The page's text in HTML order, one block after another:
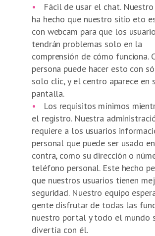
•
Fácil de usar el chat.
ha hecho que nuestro sitio eto
con webcam para que los
tendrán problemas solo en la
comprensión de cómo funciona.
persona puede hacer esto con
solo clic, y el centro aparece en
pantalla.
•
Los requisitos mínimos
el registro. Nuestra
requiere a los usuarios
personal que puede ser usado
contra, como su dirección o
teléfono personal. Este hecho
que nuestros usuarios tienen
seguridad. Nuestro equipo
gente disfrutar de todas las
nuestro portal y todo el mundo
divertía con él.